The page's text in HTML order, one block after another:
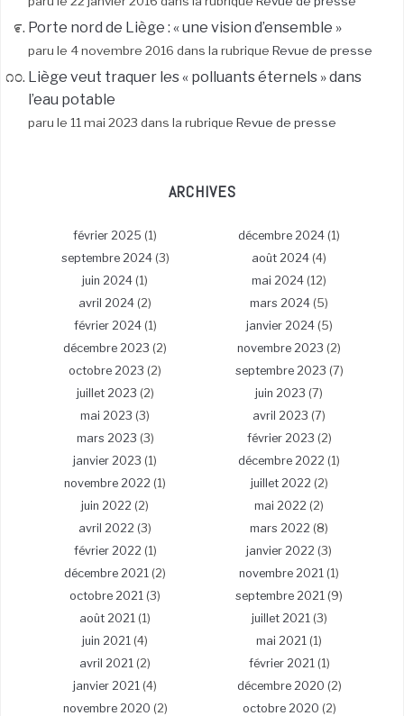
Porte nord de Liège : « une vision d’ensemble »
paru le 4 novembre 2016 dans la rubrique Revue de presse
Liège veut traquer les « polluants éternels » dans
l’eau potable
paru le 11 mai 2023 dans la rubrique Revue de presse
ARCHIVES
février 2025 (1) décembre 2024 (1)
septembre 2024(3) août 2024 (4)
juin 2024 (1) mai 2024 (12)
avril 2024 (2) mars 2024 (5)
février 2024(1) janvier 2024(5)
décembre 2023 (2) novembre 2023 (2)
octobre 2023 (2) septembre 2023 (7)
juillet 2023 (2) juin 2023 (7)
mai 2023 (3) avril 2023 (7)
mars 2023 (3) février 2023 (2)
janvier 2023 (1) décembre 2022 (1)
novembre 2022 (1) juillet 2022 (2)
juin 2022 (2) mai 2022 (2)
avril 2022 (3) mars 2022 (8)
février 2022 (1) janvier 2022 (3)
décembre 2021 (2) novembre 2021 (1)
octobre 2021 (3) septembre 2021 (9)
août 2021 (1) juillet 2021 (3)
juin 2021 (4) mai 2021 (1)
avril 2021 (2) février 2021 (1)
janvier 2021 (4) décembre 2020 (2)
novembre 2020 (2) octobre 2020 (2)